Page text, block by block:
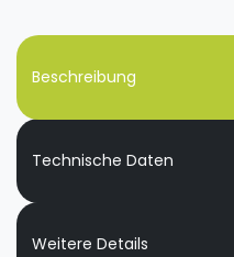
Beschreibung
Technische Daten
Weitere Details